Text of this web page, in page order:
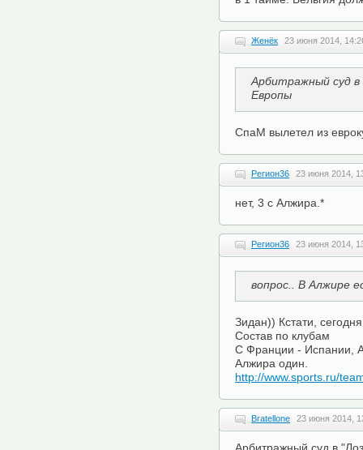
Женёк 23 июня 2014,
Арбитражный суд в
Европы
СпаМ вылетел из
Регион36 23 июня 2014,
нет, 3 с Алжира.*
Регион36 23 июня 2014,
вопрос.. В Алжире
Зидан)) Кстати,
Состав по клубам
С Франции - Испании,
Алжира один.
http://www.sports.ru/
Bratellone 23 июня 2014,